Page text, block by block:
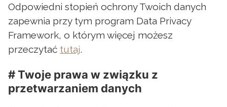
Odpowiedni stopień ochrony Twoich danych
zapewnia przy tym program Data Privacy
Framework, o którym więcej możesz
przeczytać tutaj.
# Twoje prawa w związku z
przetwarzaniem danych